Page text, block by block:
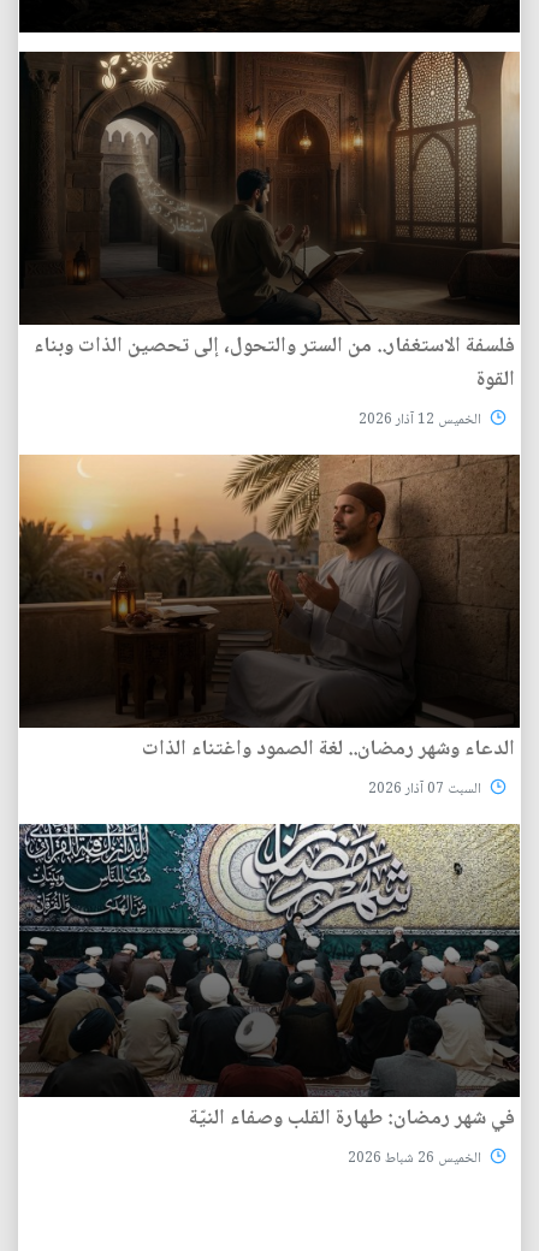
فلسفة الاستغفار.. من الستر والتحول، إلى تحصين الذات وبناء
القوة
الخميس 12 آذار 2026
الدعاء وشهر رمضان.. لغة الصمود واغتناء الذات
السبت 07 آذار 2026
في شهر رمضان: طهارة القلب وصفاء النيّة
الخميس 26 شباط 2026